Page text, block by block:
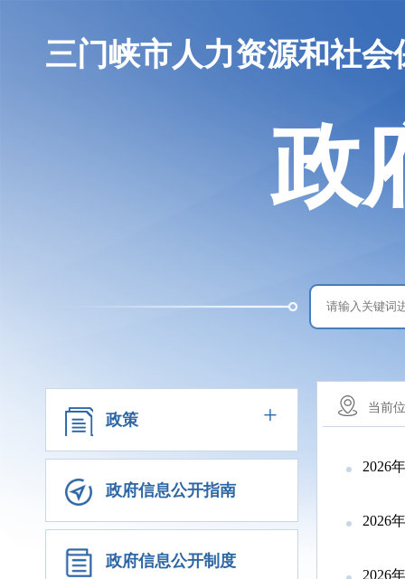
三门峡市人力资源和社会
政
政策 +
政府信息公开指南
政府信息公开制度
当前
2026
2026
2026